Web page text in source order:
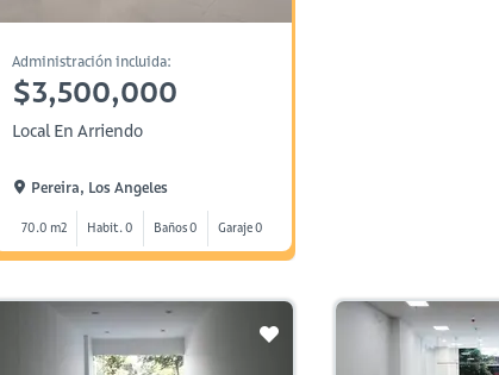
Administración incluida:
$3,500,000
Local En Arriendo
Pereira, Los Angeles
70.0 m2 Habit. 0 Baños 0 Garaje 0